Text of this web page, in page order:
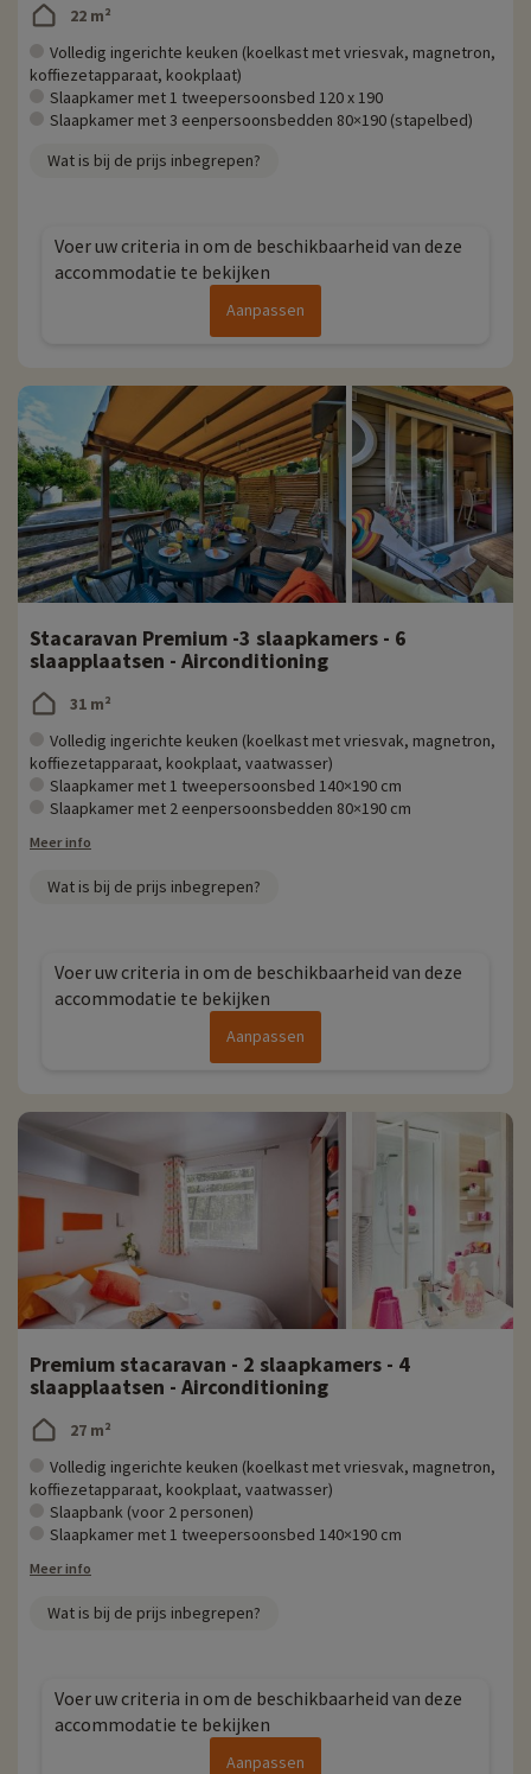
22 m²
Volledig ingerichte keuken (koelkast met vriesvak, magnetron,
koffiezetapparaat, kookplaat)
Slaapkamer met 1 tweepersoonsbed 120 x 190
Slaapkamer met 3 eenpersoonsbedden 80×190 (stapelbed)
Wat is bij de prijs inbegrepen?
Voer uw criteria in om de beschikbaarheid van deze
accommodatie te bekijken
Aanpassen
Stacaravan Premium -3 slaapkamers - 6
slaapplaatsen - Airconditioning
31 m²
Volledig ingerichte keuken (koelkast met vriesvak, magnetron,
koffiezetapparaat, kookplaat, vaatwasser)
Slaapkamer met 1 tweepersoonsbed 140×190 cm
Slaapkamer met 2 eenpersoonsbedden 80×190 cm
Meer info
Wat is bij de prijs inbegrepen?
Voer uw criteria in om de beschikbaarheid van deze
accommodatie te bekijken
Aanpassen
Premium stacaravan - 2 slaapkamers - 4
slaapplaatsen - Airconditioning
27 m²
Volledig ingerichte keuken (koelkast met vriesvak, magnetron,
koffiezetapparaat, kookplaat, vaatwasser)
Slaapbank (voor 2 personen)
Slaapkamer met 1 tweepersoonsbed 140×190 cm
Meer info
Wat is bij de prijs inbegrepen?
Voer uw criteria in om de beschikbaarheid van deze
accommodatie te bekijken
Aanpassen